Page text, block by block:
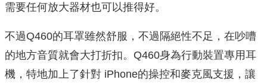
需要任何放大器材也可以推得好。
不過Q460的耳罩雖然舒服，不過隔絕性不足，在吵嘈
的地方音質就會大打折扣。Q460身為行動裝置專用耳
機，特地加上了針對 iPhone的操控和麥克風支援，讓